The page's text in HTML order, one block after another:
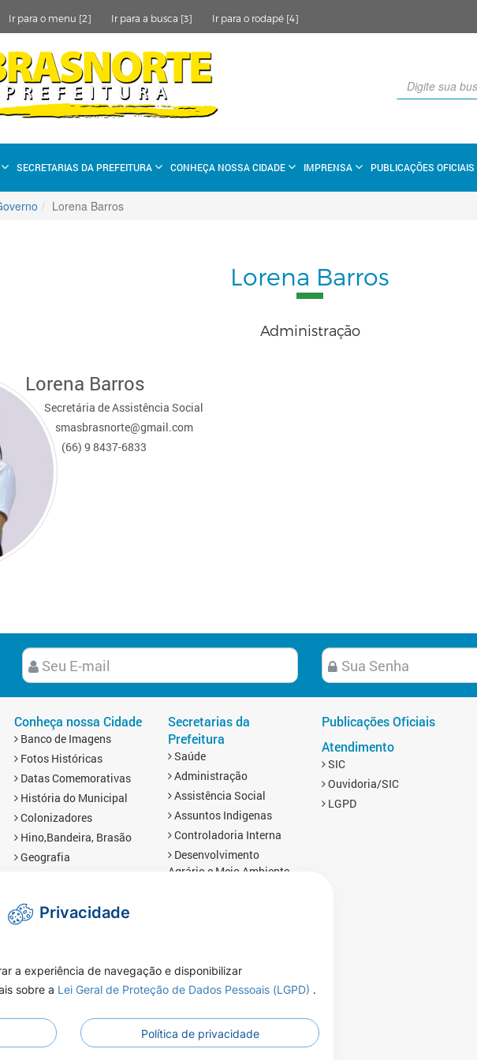
Ir para o menu [2] Ir para a busca [3] Ir para o rodapé [4]
SECRETARIAS DA PREFEITURA CONHEÇA NOSSA CIDADE IMPRENSA PUBLICAÇÕES OFICIAIS
Lorena Barros
Lorena Barros
Administração
Lorena Barros
Secretária de Assistência Social
smasbrasnorte@gmail.com
(66) 9 8437-6833
Conheça nossa Cidade
Banco de Imagens
Fotos Históricas
Datas Comemorativas
História do Municipal
Colonizadores
Hino,Bandeira, Brasão
Geografia
Redes Sociais
Secretarias da
Prefeitura
Saúde
Administração
Assistência Social
Assuntos Indigenas
Controladoria Interna
Desenvolvimento
Agrário e Meio Ambiente
Infraestrutura
Planejamento, Turismo e
Publicações Oficiais
Atendimento
SIC
Ouvidoria/SIC
LGPD
Privacidade
a experiência de navegação e disponibilizar
sobre a Lei Geral de Proteção de Dados Pessoais (LGPD) .
Política de privacidade